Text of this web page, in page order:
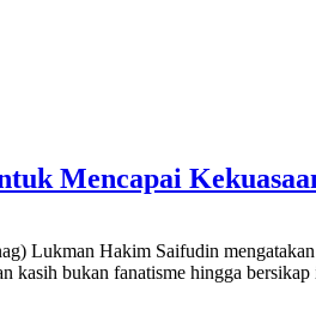
Mencapai
Hakim Saifudin mengatakan
kasih bukan fanatisme hingga